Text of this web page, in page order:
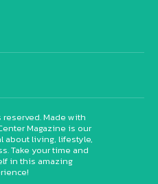
Made with
Magazine is our
about living, lifestyle,
Take your time and
in this amazing